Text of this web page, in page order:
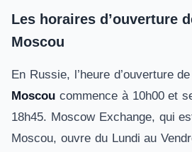
Les horaires d’ouverture
Moscou
En Russie, l’heure d’ouverture
Moscou commence à 10h00 et
18h45. Moscow Exchange, qui
Moscou, ouvre du Lundi au